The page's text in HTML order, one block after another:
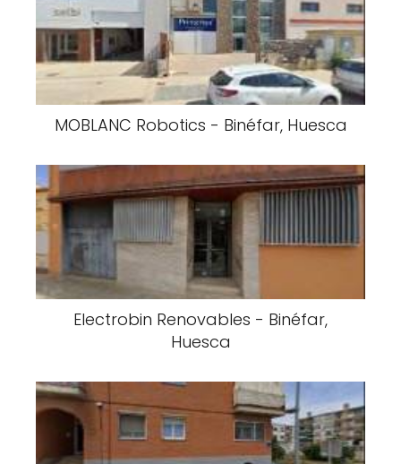
MOBLANC Robotics - Binéfar, Huesca
Electrobin Renovables - Binéfar,
Huesca